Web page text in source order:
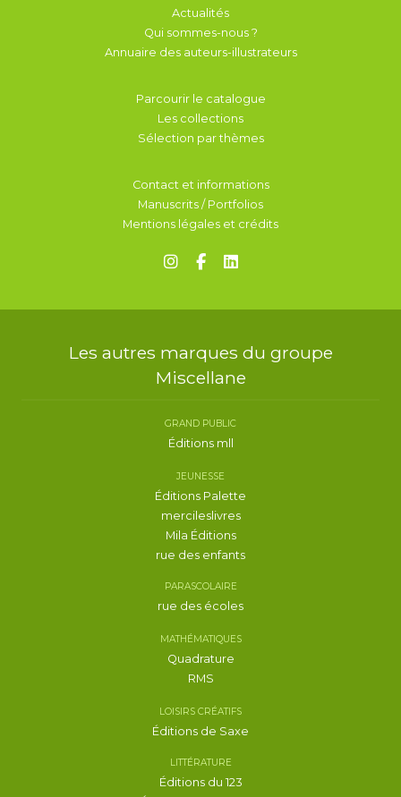
Actualités
Qui sommes-nous ?
Annuaire des auteurs-illustrateurs
Parcourir le catalogue
Les collections
Sélection par thèmes
Contact et informations
Manuscrits / Portfolios
Mentions légales et crédits
Les autres marques du groupe
Miscellane
GRAND PUBLIC
Éditions mll
JEUNESSE
Éditions Palette
mercileslivres
Mila Éditions
rue des enfants
PARASCOLAIRE
rue des écoles
MATHÉMATIQUES
Quadrature
RMS
LOISIRS CRÉATIFS
Éditions de Saxe
LITTÉRATURE
Éditions du 123